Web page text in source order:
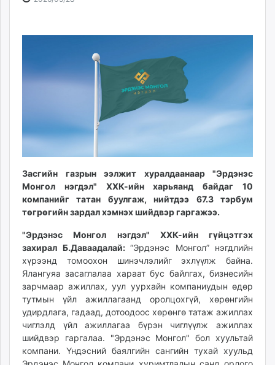
Eguur.mn
ergelt.mn
zuv.mn
mminfo.mn
ugluu.mn
unen.mn
asu.mn
shudarga.mn
shuurhai.mn
unuudur.mn
isee.mn
mglradio.com
fact.mn
Засгийн газрын ээлжит хуралдаанаар "Эрдэнэс
Монгол нэгдэл" ХХК-ийн харьяанд байдаг 10
компанийг татан буулгаж, нийтдээ 67.3 тэрбум
төгрөгийн зардал хэмнэх шийдвэр гаргажээ.
"Эрдэнэс Монгол нэгдэл" ХХК-ийн гүйцэтгэх
захирал Б.Даваадалай: “Эрдэнэс Монгол” нэгдлийн
хүрээнд томоохон шинэчлэлийг эхлүүлж байна.
Ялангуяа засаглалаа хараат бус байлгах, бизнесийн
зарчмаар ажиллах, уул уурхайн компаниудын өдөр
тутмын үйл ажиллагаанд оролцохгүй, хөрөнгийн
удирдлага, гадаад, дотоодоос хөрөнгө татаж ажиллах
чиглэлд үйл ажиллагаа бүрэн чиглүүлж ажиллах
шийдвэр гаргалаа. "Эрдэнэс Монгол" бол хуультай
компани. Үндэсний баялгийн сангийн тухай хуульд